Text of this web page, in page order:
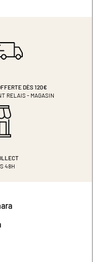
DÈS 120€
RELAIS - MAGASIN
48H